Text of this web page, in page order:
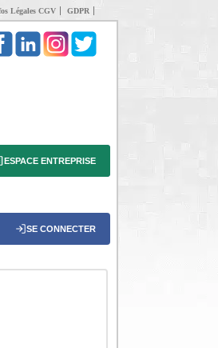
Légales CGV GDPR
ESPACE ENTREPRISE
SE CONNECTER